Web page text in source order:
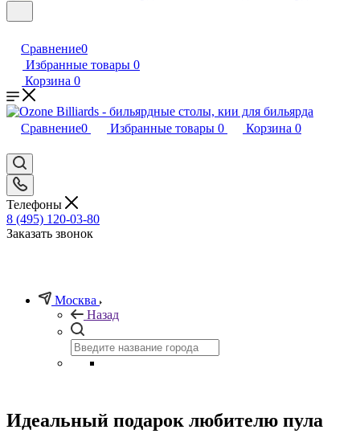
Сравнение0
Избранные товары 0
Корзина 0
Сравнение0 Избранные товары 0 Корзина 0
Телефоны
8 (495) 120-03-80
Заказать звонок
Москва
Назад
Идеальный подарок любителю пула